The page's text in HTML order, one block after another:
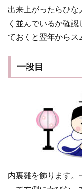
出来上がったらひな
く並んでいるか確
ておくと翌年からス
一段目
内裏雛を飾ります。